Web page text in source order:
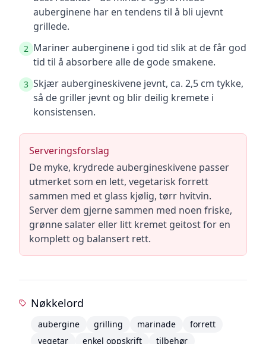
auberginene har en tendens til å bli ujevnt
grillede.
2 Mariner auberginene i god tid slik at de får god
tid til å absorbere alle de gode smakene.
3 Skjær aubergineskivene jevnt, ca. 2,5 cm tykke,
så de griller jevnt og blir deilig kremete i
konsistensen.
Serveringsforslag
De myke, krydrede aubergineskivene passer
utmerket som en lett, vegetarisk forrett
sammen med et glass kjølig, tørr hvitvin.
Server dem gjerne sammen med noen friske,
grønne salater eller litt kremet geitost for en
komplett og balansert rett.
Nøkkelord
aubergine grilling marinade
forrett
vegetar
enkel oppskrift tilbehør